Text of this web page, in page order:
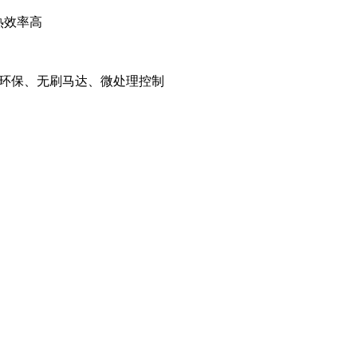
效率高
保、无刷马达、微处理控制